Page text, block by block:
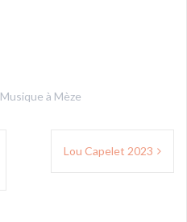
Musique à Mèze
Lou Capelet 2023